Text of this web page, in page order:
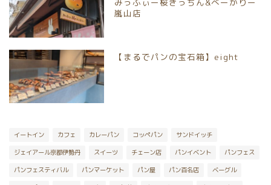
嵐山店
【まるでパンの宝石箱】eight
イートイン カフェ カレーパン コッペパン サンドイッチ
ジェイアール京都伊勢丹 スイーツ チェーン店 パンイベント パンフェス
パンフェスティバル パンマーケット パン屋 パン百名店 ベーグル
宇治市
京丹後市